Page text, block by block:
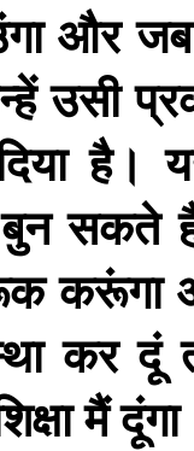
और जब
उसी
है।
बुन सकते
करूंगा
कर दूं
मैं